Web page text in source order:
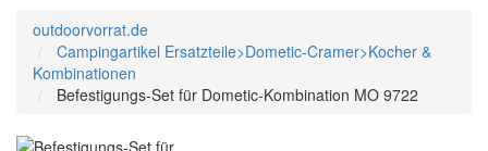
outdoorvorrat.de
Campingartikel Ersatzteile>Dometic-Cramer>Kocher &
Kombinationen
Befestigungs-Set für Dometic-Kombination MO 9722